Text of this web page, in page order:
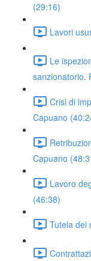
(29:16)
Lavori
Le
sanzionatorio.
Crisi di
Capuano
Capuano
Lavoro
(46:38)
Tutela dei